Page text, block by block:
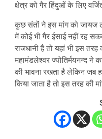
क्षेत्र को गैर हिंदुओं के लिए
कुछ संतों ने इस मांग को जायज
में कोई भी गैर ईसाई नहीं रह
राजधानी है तो यहां भी इस तरह
महामंडलेश्वर ज्योतिर्मयनन्द ने
की भावना रखता है लेकिन जब
किया जाता है तो इस तरह की